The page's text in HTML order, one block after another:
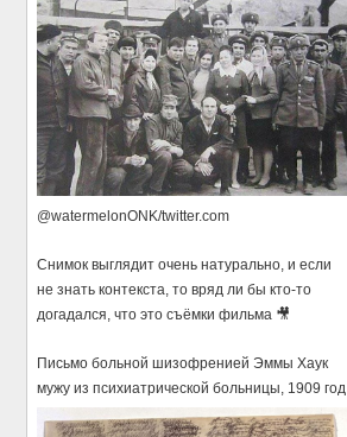
@watermelonONK/twitter.com
Снимок выглядит очень натурально, и если
не знать контекста, то вряд ли бы кто-то
догадался, что это съёмки фильма 🎥
Письмо больной шизофренией Эммы Хаук
мужу из психиатрической больницы, 1909 год